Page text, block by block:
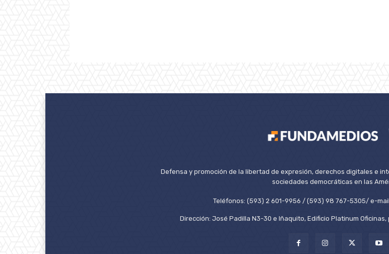
Defensa y promoción de la libertad de expresión, derechos digitales e
sociedades democráticas en las
Teléfonos: (593) 2 601-9956 / (593) 98 767-5305/ e-
Dirección: José Padilla N3-30 e Iñaquito, Edificio Platinum Oficinas,